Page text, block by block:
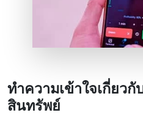
ทําความเข้าใจเกี่ยวกั
สินทรัพย์